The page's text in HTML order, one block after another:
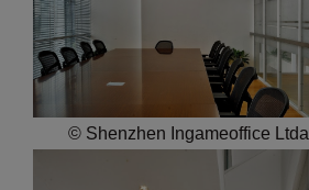
© Shenzhen Ingameoffice Ltda